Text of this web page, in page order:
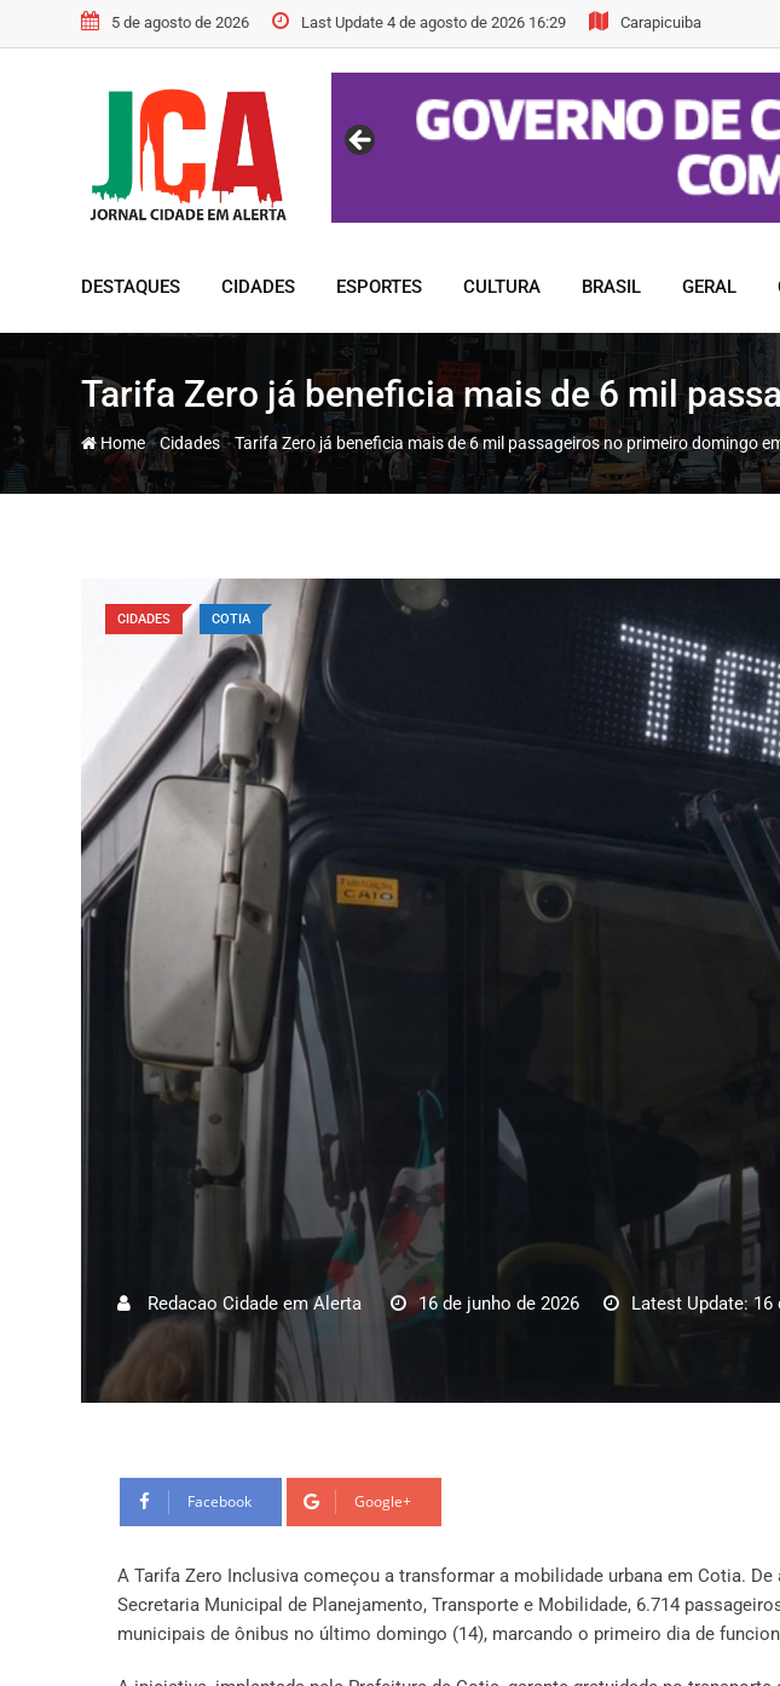
to
5 de agosto de 2026 Last Update 4 de agosto de 2026 16:29 Carapicuiba
DESTAQUES CIDADES ESPORTES CULTURA BRASIL GERAL
Tarifa Zero já beneficia mais de 6 mil
Home-Cidades-Tarifa Zero já beneficia mais de 6 mil passageiros no primeiro domingo
CIDADES COTIA
Redacao Cidade em Alerta 16 de junho de 2026 Latest Update: 16
Facebook Google+
A Tarifa Zero Inclusiva começou a transformar a mobilidade urbana em Cotia.
Secretaria Municipal de Planejamento, Transporte e Mobilidade, 6.714
municipais de ônibus no último domingo (14), marcando o primeiro dia de